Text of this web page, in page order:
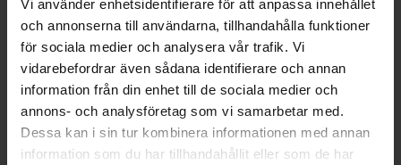
Vi använder enhetsidentifierare för att anpassa innehållet
och annonserna till användarna, tillhandahålla funktioner
för sociala medier och analysera vår trafik. Vi
vidarebefordrar även sådana identifierare och annan
information från din enhet till de sociala medier och
annons- och analysföretag som vi samarbetar med.
Dessa kan i sin tur kombinera informationen med annan
information som du har tillhandahållit eller som de har
Borstfri grillborste med skrapa för effektiv och trygg
rengöring
Pizzasten för krispig pizza med äkta stenugnskänsla
Grillgallertång och askspade för smidig hantering och
enkel rengöring
Komplett tillbehörspaketsom ger dig en smidig och